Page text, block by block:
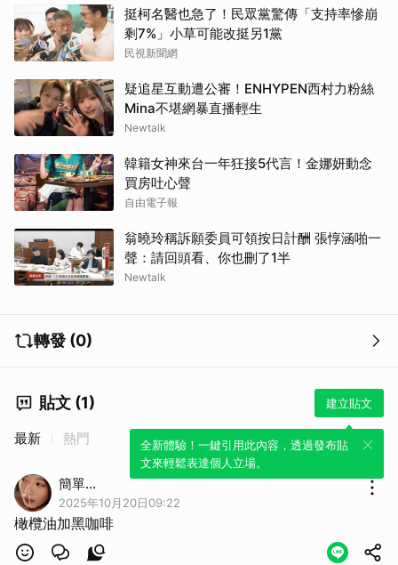
挺柯名醫也急了！民眾黨驚傳「支持率慘崩
剩7%」小草可能改挺另1黨
民視新聞網
疑追星互動遭公審！ENHYPEN西村力粉絲
Mina不堪網暴直播輕生
Newtalk
韓籍女神來台一年狂接5代言！金娜妍動念
買房吐心聲
自由電子報
翁曉玲稱訴願委員可領按日計酬 張惇涵啪一
聲：請回頭看、你也刪了1半
Newtalk
轉發 (0)
貼文 (1) 建立貼文
全新體驗！一鍵引用此內容，透過發布貼
文來輕鬆表達個人立場。
最新 熱門
簡單...
2025年10月20日09:22
橄欖油加黑咖啡